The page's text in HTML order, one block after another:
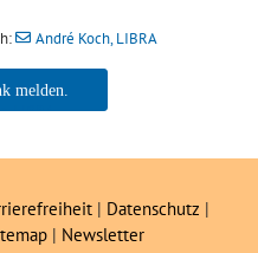
André Koch, LIBRA
LIBRA
| Datenschutz |
| Newsletter